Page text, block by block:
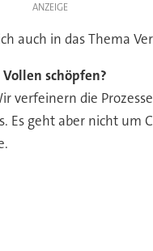
ANZEIGE
auch in das Thema
schöpfen?
verfeinern die
geht aber nicht um